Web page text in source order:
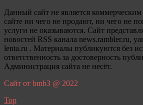
Данный сайт не является
сайте ни чего не продают, ни чего не
услуги не оказываются. Сайт
новостей RSS канала news.rambler.ru,
lenta.ru . Материалы публикуются без
ответственность за достоверность
Администрация сайта не несёт.
Сайт от bmb3 @ 2022
Top